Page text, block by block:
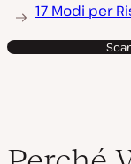
17 Modi per